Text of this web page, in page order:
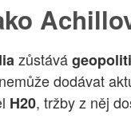
zůstává
dodávat
H20, tržby z něj